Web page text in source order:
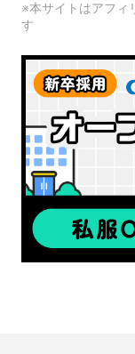
※本サイトはアフィ
す